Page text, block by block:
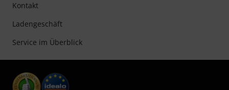
Kontakt
Ladengeschäft
Service im Überblick